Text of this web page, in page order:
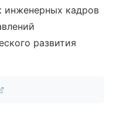
инженерных кадров
развития